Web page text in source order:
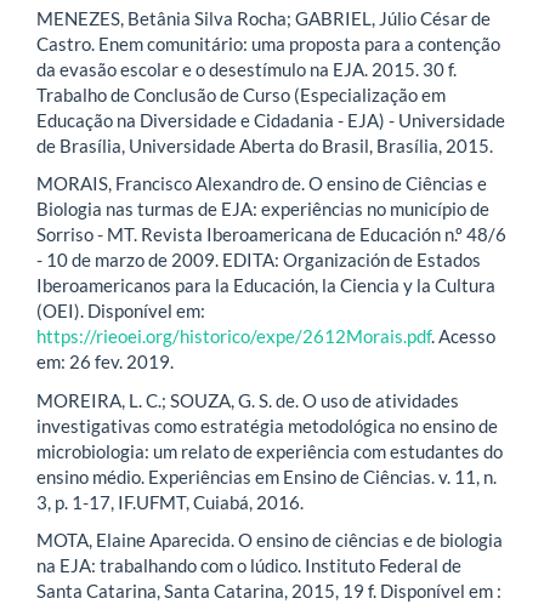
MENEZES, Betânia Silva Rocha; GABRIEL, Júlio César de
Castro. Enem comunitário: uma proposta para a contenção
da evasão escolar e o desestímulo na EJA. 2015. 30 f.
Trabalho de Conclusão de Curso (Especialização em
Educação na Diversidade e Cidadania - EJA) - Universidade
de Brasília, Universidade Aberta do Brasil, Brasília, 2015.
MORAIS, Francisco Alexandro de. O ensino de Ciências e
Biologia nas turmas de EJA: experiências no município de
Sorriso - MT. Revista Iberoamericana de Educación n.º 48/6
- 10 de marzo de 2009. EDITA: Organización de Estados
Iberoamericanos para la Educación, la Ciencia y la Cultura
(OEI). Disponível em:
https://rieoei.org/historico/expe/2612Morais.pdf. Acesso
em: 26 fev. 2019.
MOREIRA, L. C.; SOUZA, G. S. de. O uso de atividades
investigativas como estratégia metodológica no ensino de
microbiologia: um relato de experiência com estudantes do
ensino médio. Experiências em Ensino de Ciências. v. 11, n.
3, p. 1-17, IF.UFMT, Cuiabá, 2016.
MOTA, Elaine Aparecida. O ensino de ciências e de biologia
na EJA: trabalhando com o lúdico. Instituto Federal de
Santa Catarina, Santa Catarina, 2015, 19 f. Disponível em :